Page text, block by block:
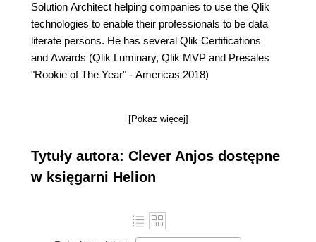
Solution Architect helping companies to use the Qlik
technologies to enable their professionals to be data
literate persons. He has several Qlik Certifications
and Awards (Qlik Luminary, Qlik MVP and Presales
"Rookie of The Year" - Americas 2018)
[Pokaż więcej]
Tytuły autora: Clever Anjos dostępne
w księgarni Helion